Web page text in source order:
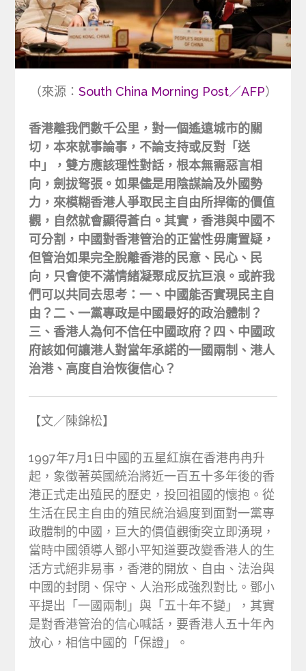
（來源： South China Morning Post／AFP）
香港離我們數千公里，對一個遙遠城市的關
切，本來就事論事，不論支持或反對「送
中」，雙方應該理性對話，根本無需惡言相
向，劍拔弩張。如果儘是用陰謀論及外國勢
力，來模糊香港人爭取民主自由所捍衛的價值
觀，自然就會顯得蒼白。其實，香港與中國不
可分割，中國對香港管治的正當性毋庸置疑，
但管治如果完全脫離香港的民意、民心、民
向，只會使不滿情緒凝聚成反抗巨浪。或許我
們可以共同去思考：一、中國能否實現民主自
由？二、一黨專政是中國最好的政治體制？
三、香港人為何不信任中國政府？四、中國政
府該如何讓港人對當年承諾的一國兩制、港人
治港、高度自治恢復信心？
【文／陳錦松】
1997年7月1日中國的五星紅旗在香港冉冉升
起，象徵著英國統治將近一百五十多年後的香
港正式走出殖民的歷史，投回祖國的懷抱。從
生活在民主自由的殖民統治過度到面對一黨專
政體制的中國，巨大的價值觀衝突立即湧現，
當時中國領導人鄧小平知道要改變香港人的生
活方式絕非易事，香港的開放、自由、法治與
中國的封閉、保守、人治形成強烈對比。鄧小
平提出「一國兩制」與「五十年不變」，其實
是對香港管治的信心喊話，要香港人五十年內
放心，相信中國的「保證」。